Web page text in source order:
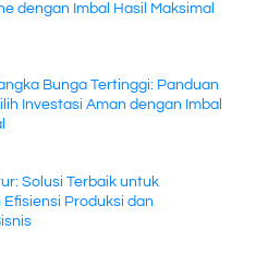
dengan Imbal Hasil Maksimal
Bunga Tertinggi: Panduan
Investasi Aman dengan Imbal
Solusi Terbaik untuk
Produksi dan